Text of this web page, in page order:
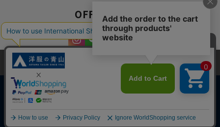
OFFICIAL SNS
Copyright © AOYAMA TRADING Co.,Ltd. All Rights Reserved
当サイトでは、快適な閲覧体験とコンテンツ改善のためにCookieを使用
しています。閲覧を続けることで、Cookieの使用に同意したものとみな
します。詳細については
同意して閉じる